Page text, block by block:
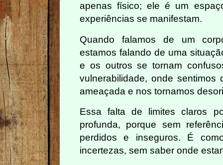
apenas físico; ele é um
experiências se manifestam.
Quando falamos de um
estamos falando de uma
e os outros se tornam
vulnerabilidade, onde sentimos
ameaçada e nos tornamos
Essa falta de limites claros
profunda, porque sem
perdidos e inseguros. É
incertezas, sem saber onde